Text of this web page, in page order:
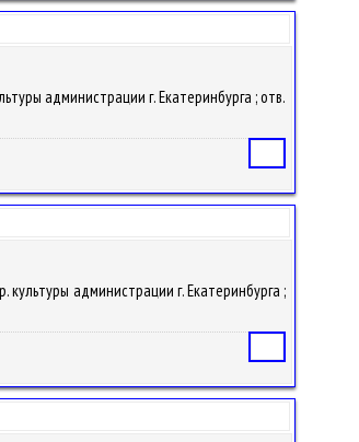
администрации г. Екатеринбурга ; отв.
администрации г. Екатеринбурга ;